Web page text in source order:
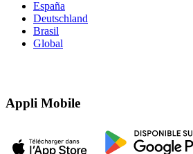
España
Deutschland
Brasil
Global
Appli Mobile